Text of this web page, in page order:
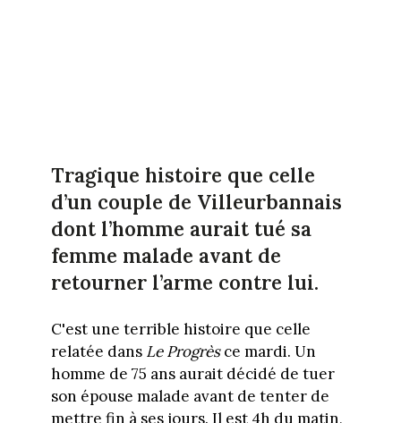
Tragique histoire que celle
d’un couple de Villeurbannais
dont l’homme aurait tué sa
femme malade avant de
retourner l’arme contre lui.
C'est une terrible histoire que celle
relatée dans Le Progrèsce mardi. Un
homme de 75 ans aurait décidé de tuer
son épouse malade avant de tenter de
mettre fin à ses jours. Il est 4h du matin,